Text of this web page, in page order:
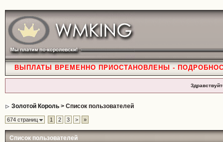
ВЫПЛАТЫ ВРЕМЕННО ПРИОСТАНОВЛЕНЫ -
Золотой Король> Список пользователей
674 страниц 1 2 3 > »
Список пользователей